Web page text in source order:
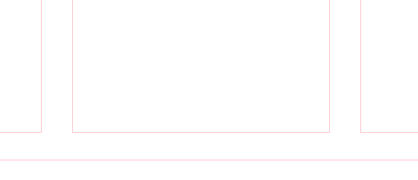
Une journée à Aix en Provence